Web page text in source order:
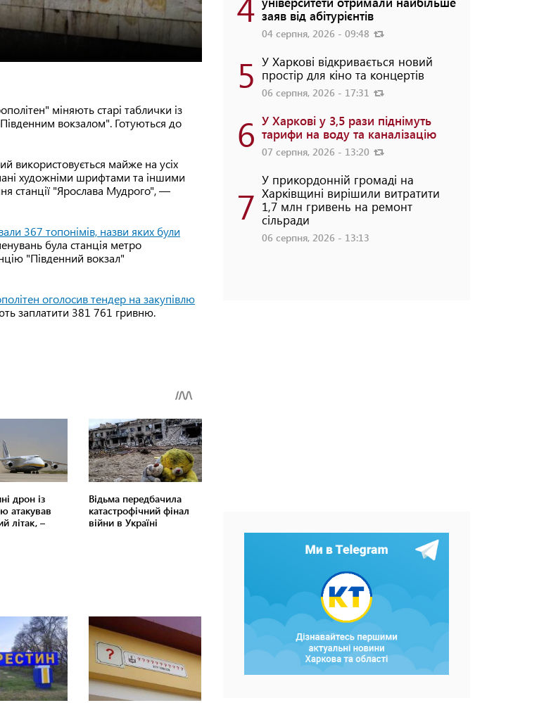
міняють старі таблички із
вокзалом". Готуються до
використовується майже на усіх
художніми шрифтами та іншими
станції "Ярослава Мудрого", —
367 топонімів, назви яких були
була станція метро
"Південний вокзал"
оголосив тендер на закупівлю
заплатити 381 761 гривню.
заяв від абітурієнтів
04 серпня, 2026 - 09:48
5 У Харкові відкривається новий
простір для кіно та концертів
06 серпня, 2026 - 17:31
6 У Харкові у 3,5 рази піднімуть
тарифи на воду та каналізацію
07 серпня, 2026 - 13:20
7
У прикордонній громаді на
Харківщині вирішили витратити
1,7 млн гривень на ремонт
сільради
06 серпня, 2026 - 13:13